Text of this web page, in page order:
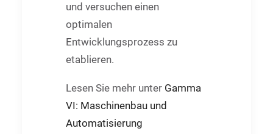
und versuchen einen
optimalen
Entwicklungsprozess zu
etablieren.
Lesen Sie mehr unter Gamma
VI: Maschinenbau und
Automatisierung